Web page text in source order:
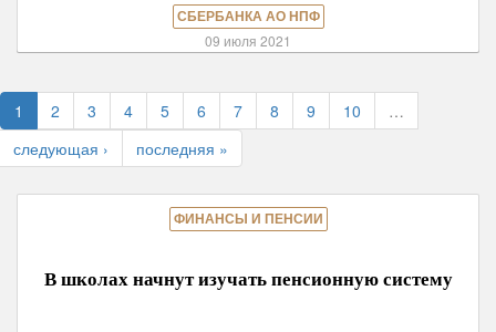
СБЕРБАНКА АО НПФ
09 июля 2021
1 2 3 4 5 6 7 8 9 10
…
следующая ›
последняя »
ФИНАНСЫ И ПЕНСИИ
В школах начнут изучать пенсионную систему